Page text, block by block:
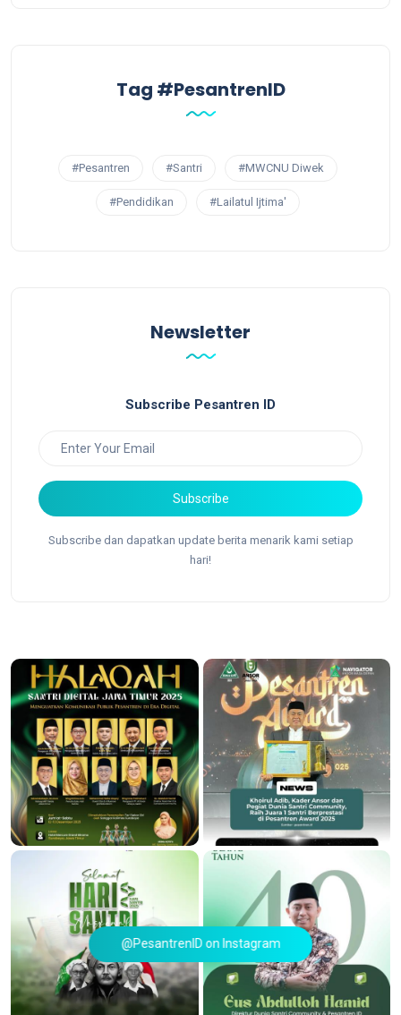
Tag #PesantrenID
#Pesantren #Santri #MWCNU Diwek
#Pendidikan #Lailatul Ijtima'
Newsletter
Subscribe Pesantren ID
Subscribe
Subscribe dan dapatkan update berita menarik kami setiap
hari!
@PesantrenID on Instagram